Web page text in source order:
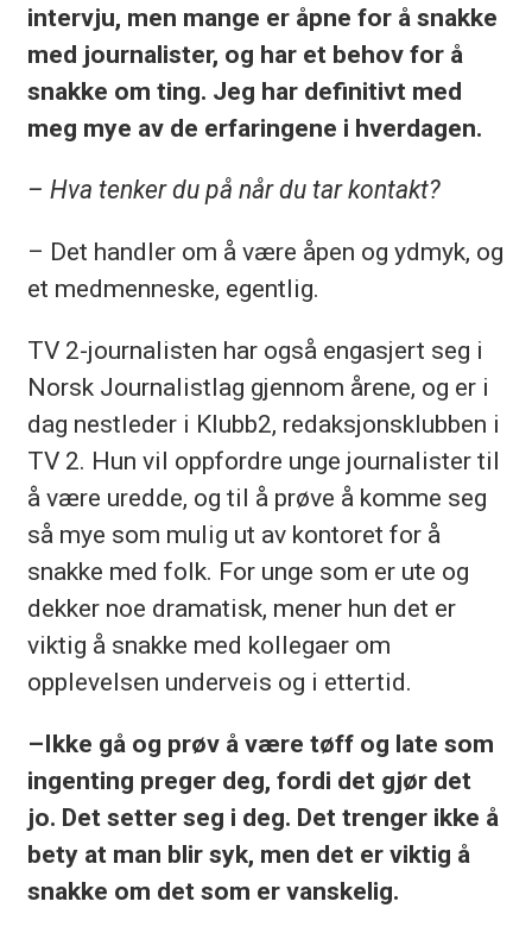
intervju, men mange er åpne for å snakke
med journalister, og har et behov for å
snakke om ting. Jeg har definitivt med
meg mye av de erfaringene i hverdagen.
– Hva tenker du på når du tar kontakt?
– Det handler om å være åpen og ydmyk, og
et medmenneske, egentlig.
TV 2-journalisten har også engasjert seg i
Norsk Journalistlag gjennom årene, og er i
dag nestleder i Klubb2, redaksjonsklubben i
TV 2. Hun vil oppfordre unge journalister til
å være uredde, og til å prøve å komme seg
så mye som mulig ut av kontoret for å
snakke med folk. For unge som er ute og
dekker noe dramatisk, mener hun det er
viktig å snakke med kollegaer om
opplevelsen underveis og i ettertid.
–Ikke gå og prøv å være tøff og late som
ingenting preger deg, fordi det gjør det
jo. Det setter seg i deg. Det trenger ikke å
bety at man blir syk, men det er viktig å
snakke om det som er vanskelig.